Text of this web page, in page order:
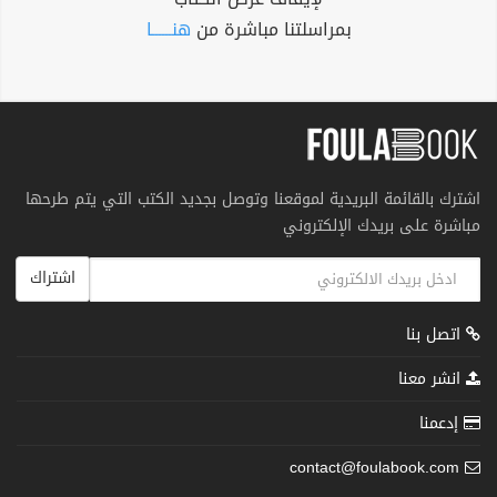
بمراسلتنا مباشرة من هنــــــا
اشترك بالقائمة البريدية لموقعنا وتوصل بجديد الكتب التي يتم طرحها
مباشرة على بريدك الإلكتروني
اشتراك
اتصل بنا
انشر معنا
إدعمنا
contact@foulabook.com